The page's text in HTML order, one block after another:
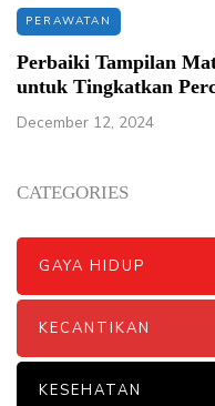
PERAWATAN
Perbaiki Tampilan
untuk Tingkatkan
December 12, 2024
CATEGORIES
GAYA HIDUP
KECANTIKAN
KESEHATAN